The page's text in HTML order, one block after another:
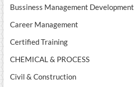
Bussiness Management Development
Career Management
Certified Training
CHEMICAL & PROCESS
Civil & Construction